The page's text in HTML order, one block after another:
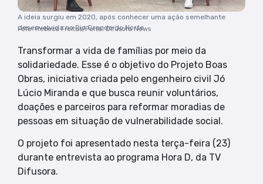
A ideia surgiu em 2020, após conhecer uma ação semelhante
desenvolvida no Rio Grande do Norte
Foto: Rebeca Freitas/Portal Difusora News
Transformar a vida de famílias por meio da
solidariedade. Esse é o objetivo do Projeto Boas
Obras, iniciativa criada pelo engenheiro civil Jó
Lúcio Miranda e que busca reunir voluntários,
doações e parceiros para reformar moradias de
pessoas em situação de vulnerabilidade social.
O projeto foi apresentado nesta terça-feira (23)
durante entrevista ao programa Hora D, da TV
Difusora.